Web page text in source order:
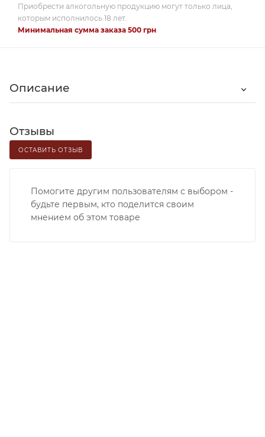
Приобрести алкогольную продукцию могут только лица,
которым исполнилось 18 лет.
Минимальная сумма заказа 500 грн
Описание
Отзывы
ОСТАВИТЬ ОТЗЫВ
Помогите другим пользователям с выбором -
будьте первым, кто поделится своим
мнением об этом товаре